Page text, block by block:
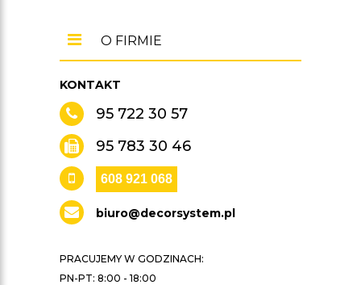
KONTAKT
95 722 30 57
95 783 30 46
608 921 068
biuro@decorsystem.pl
PRACUJEMY W GODZINACH:
PN-PT: 8:00 - 18:00
O FIRMIE